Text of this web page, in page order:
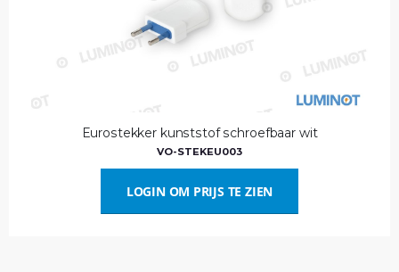
Eurostekker kunststof schroefbaar wit
VO-STEKEU003
LOGIN OM PRIJS TE ZIEN